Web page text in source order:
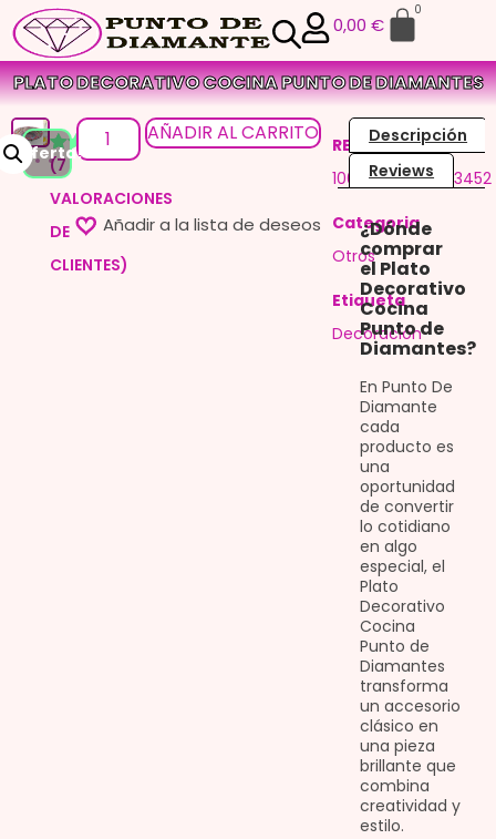
0,00 €
0
PLATO DECORATIVO COCINA PUNTO DE DIAMANTES
¡Oferta!
Valorado
con
de 5 en
base a
7
valoraciones
(7
VALORACIONES
DE
CLIENTES)
AÑADIR AL CARRITO
REF
10050076789363452
Categoria
Otros
Etiqueta
Decoración
Descripción
Reviews
¿Dónde
comprar
el Plato
Decorativo
Cocina
Punto de
Diamantes?
En Punto De
Diamante
cada
producto es
una
oportunidad
de convertir
lo cotidiano
en algo
especial, el
Plato
Decorativo
Cocina
Punto de
Diamantes
transforma
un accesorio
clásico en
una pieza
brillante que
combina
creatividad y
estilo.